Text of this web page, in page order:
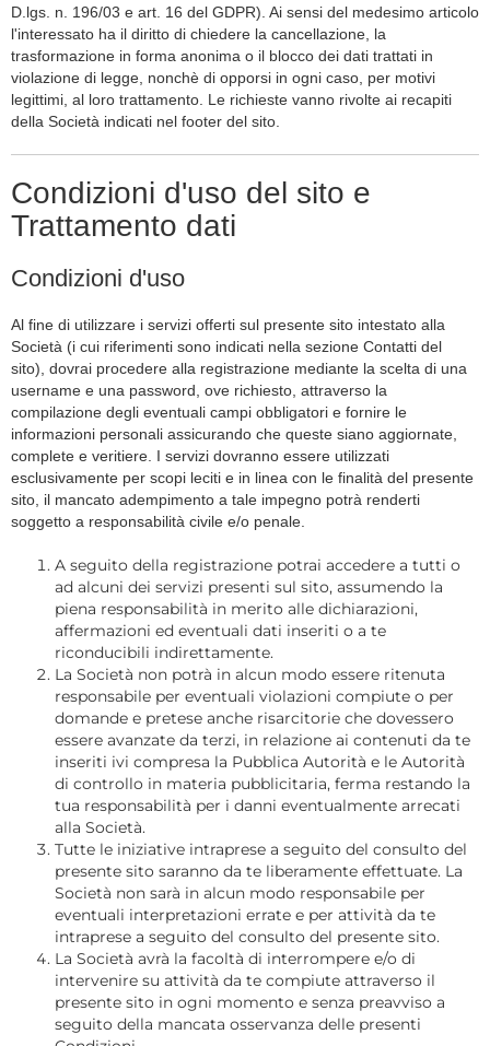
D.lgs. n. 196/03 e art. 16 del GDPR). Ai sensi del medesimo articolo
l'interessato ha il diritto di chiedere la cancellazione, la
trasformazione in forma anonima o il blocco dei dati trattati in
violazione di legge, nonchè di opporsi in ogni caso, per motivi
legittimi, al loro trattamento. Le richieste vanno rivolte ai recapiti
della Società indicati nel footer del sito.
Condizioni d'uso del sito e
Trattamento dati
Condizioni d'uso
Al fine di utilizzare i servizi offerti sul presente sito intestato alla
Società (i cui riferimenti sono indicati nella sezione Contatti del
sito), dovrai procedere alla registrazione mediante la scelta di una
username e una password, ove richiesto, attraverso la
compilazione degli eventuali campi obbligatori e fornire le
informazioni personali assicurando che queste siano aggiornate,
complete e veritiere. I servizi dovranno essere utilizzati
esclusivamente per scopi leciti e in linea con le finalità del presente
sito, il mancato adempimento a tale impegno potrà renderti
soggetto a responsabilità civile e/o penale.
A seguito della registrazione potrai accedere a tutti o
ad alcuni dei servizi presenti sul sito, assumendo la
piena responsabilità in merito alle dichiarazioni,
affermazioni ed eventuali dati inseriti o a te
riconducibili indirettamente.
La Società non potrà in alcun modo essere ritenuta
responsabile per eventuali violazioni compiute o per
domande e pretese anche risarcitorie che dovessero
essere avanzate da terzi, in relazione ai contenuti da te
inseriti ivi compresa la Pubblica Autorità e le Autorità
di controllo in materia pubblicitaria, ferma restando la
tua responsabilità per i danni eventualmente arrecati
alla Società.
Tutte le iniziative intraprese a seguito del consulto del
presente sito saranno da te liberamente effettuate. La
Società non sarà in alcun modo responsabile per
eventuali interpretazioni errate e per attività da te
intraprese a seguito del consulto del presente sito.
La Società avrà la facoltà di interrompere e/o di
intervenire su attività da te compiute attraverso il
presente sito in ogni momento e senza preavviso a
seguito della mancata osservanza delle presenti